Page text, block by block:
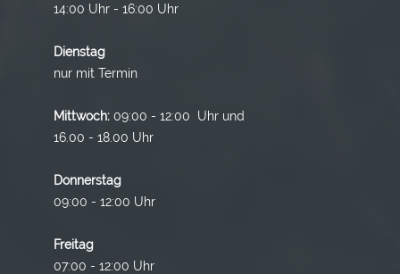
14:00 Uhr - 16:00 Uhr
Dienstag
nur mit Termin
Mittwoch: 09:00 - 12:00 Uhr und
16.00 - 18.00 Uhr
Donnerstag
09:00 - 12:00 Uhr
Freitag
07:00 - 12:00 Uhr